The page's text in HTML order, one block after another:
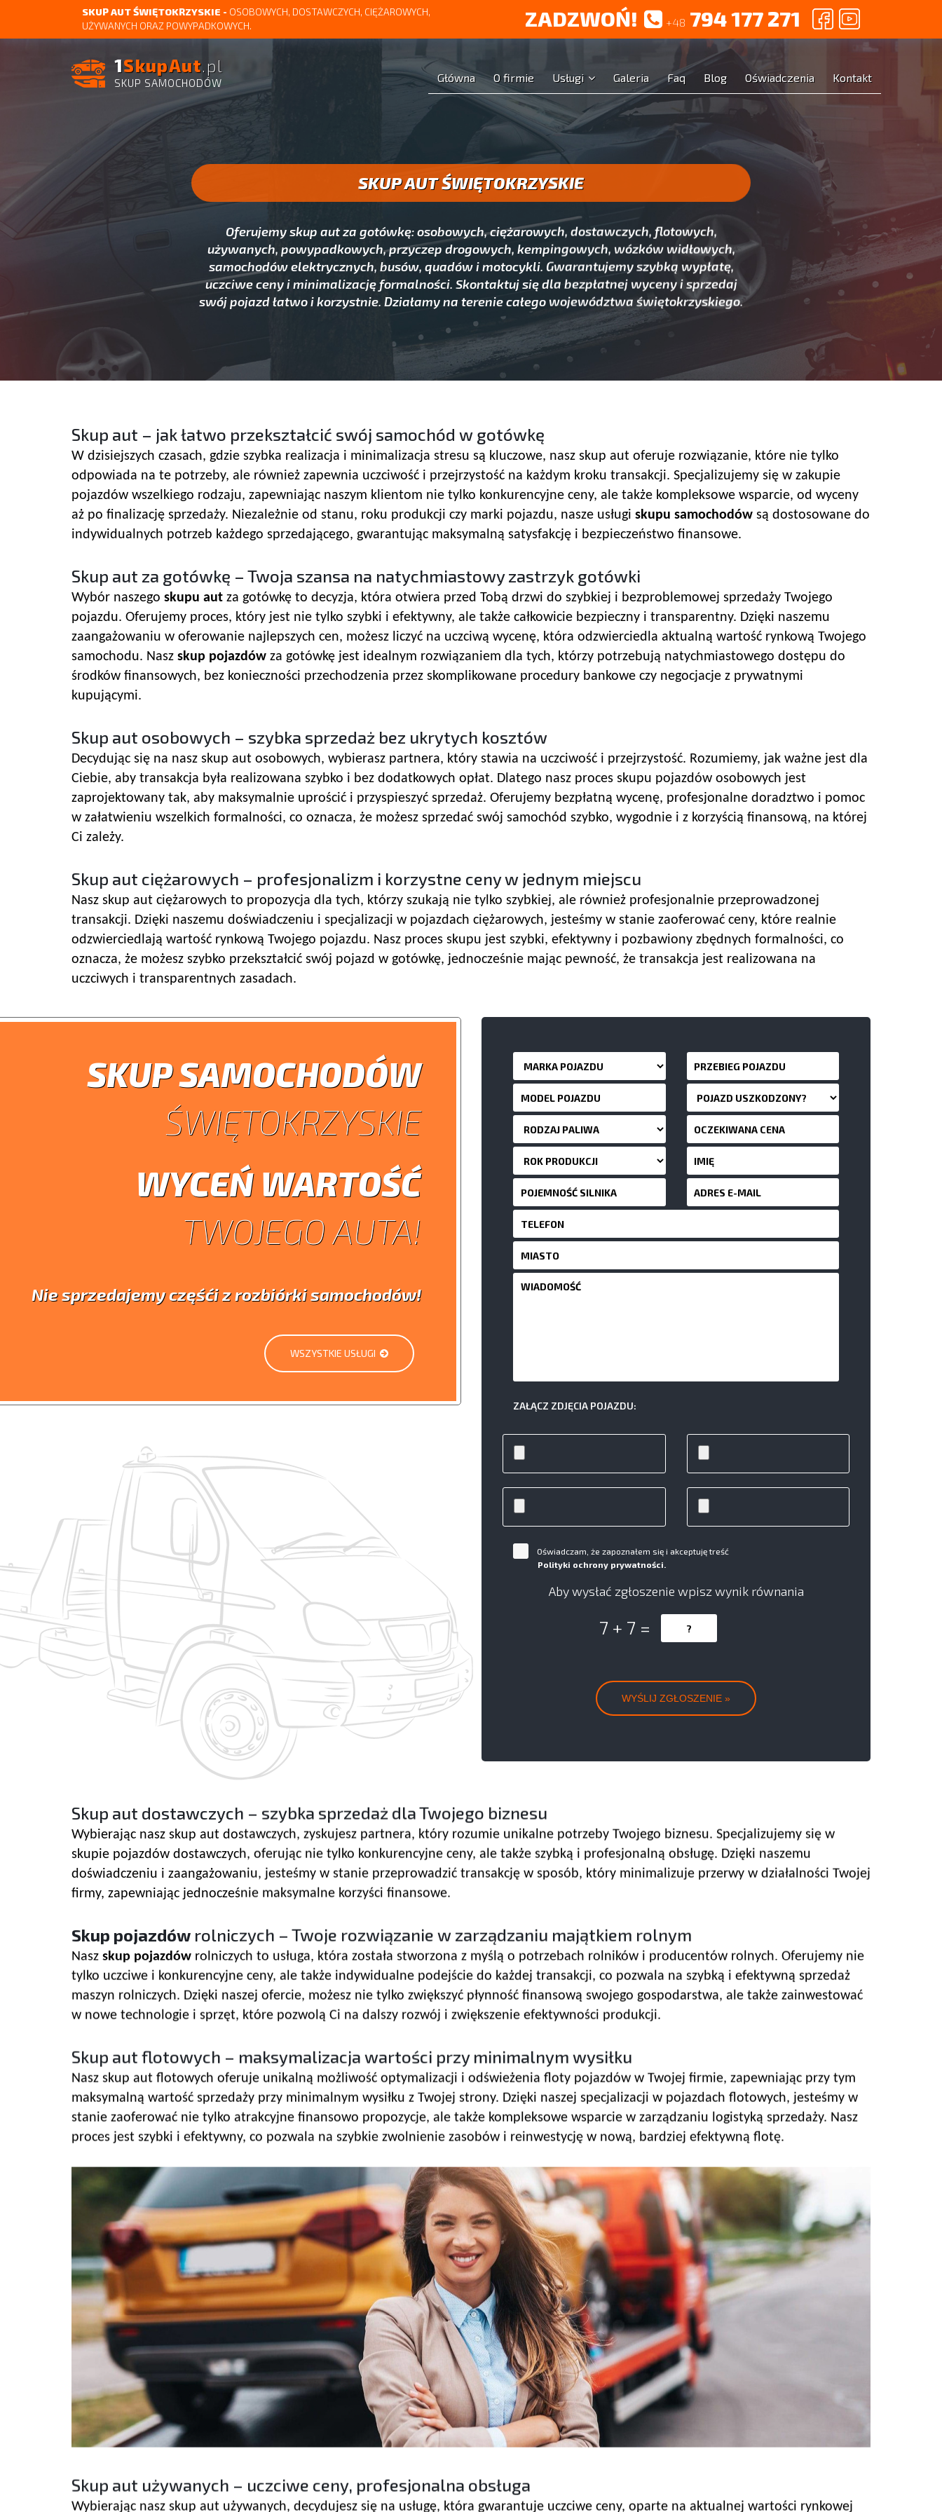
SKUP AUT ŚWIĘTOKRZYSKIE - OSOBOWYCH, DOSTAWCZYCH, CIĘŻAROWYCH,
UŻYWANYCH ORAZ POWYPADKOWYCH.
ZADZWOŃ! +48 794 177 271
1SkupAut.pl
SKUP SAMOCHODÓW Główna O firmie Usługi Galeria Faq Blog Oświadczenia Kontakt
SKUP AUT ŚWIĘTOKRZYSKIE
Oferujemy skup aut za gotówkę: osobowych, ciężarowych, dostawczych, flotowych,
używanych, powypadkowych, przyczep drogowych, kempingowych, wózków widłowych,
samochodów elektrycznych, busów, quadów i motocykli. Gwarantujemy szybką wypłatę,
uczciwe ceny i minimalizację formalności. Skontaktuj się dla bezpłatnej wyceny i sprzedaj
swój pojazd łatwo i korzystnie. Działamy na terenie całego województwa świętokrzyskiego.
Skup aut – jak łatwo przekształcić swój samochód w gotówkę
W dzisiejszych czasach, gdzie szybka realizacja i minimalizacja stresu są kluczowe, nasz skup aut oferuje rozwiązanie, które nie tylko
odpowiada na te potrzeby, ale również zapewnia uczciwość i przejrzystość na każdym kroku transakcji. Specjalizujemy się w zakupie
pojazdów wszelkiego rodzaju, zapewniając naszym klientom nie tylko konkurencyjne ceny, ale także kompleksowe wsparcie, od wyceny
aż po finalizację sprzedaży. Niezależnie od stanu, roku produkcji czy marki pojazdu, nasze usługi skupu samochodów są dostosowane do
indywidualnych potrzeb każdego sprzedającego, gwarantując maksymalną satysfakcję i bezpieczeństwo finansowe.
Skup aut za gotówkę – Twoja szansa na natychmiastowy zastrzyk gotówki
Wybór naszego skupu aut za gotówkę to decyzja, która otwiera przed Tobą drzwi do szybkiej i bezproblemowej sprzedaży Twojego
pojazdu. Oferujemy proces, który jest nie tylko szybki i efektywny, ale także całkowicie bezpieczny i transparentny. Dzięki naszemu
zaangażowaniu w oferowanie najlepszych cen, możesz liczyć na uczciwą wycenę, która odzwierciedla aktualną wartość rynkową Twojego
samochodu. Nasz skup pojazdów za gotówkę jest idealnym rozwiązaniem dla tych, którzy potrzebują natychmiastowego dostępu do
środków finansowych, bez konieczności przechodzenia przez skomplikowane procedury bankowe czy negocjacje z prywatnymi
kupującymi.
Skup aut osobowych – szybka sprzedaż bez ukrytych kosztów
Decydując się na nasz skup aut osobowych, wybierasz partnera, który stawia na uczciwość i przejrzystość. Rozumiemy, jak ważne jest dla
Ciebie, aby transakcja była realizowana szybko i bez dodatkowych opłat. Dlatego nasz proces skupu pojazdów osobowych jest
zaprojektowany tak, aby maksymalnie uprościć i przyspieszyć sprzedaż. Oferujemy bezpłatną wycenę, profesjonalne doradztwo i pomoc
w załatwieniu wszelkich formalności, co oznacza, że możesz sprzedać swój samochód szybko, wygodnie i z korzyścią finansową, na której
Ci zależy.
Skup aut ciężarowych – profesjonalizm i korzystne ceny w jednym miejscu
Nasz skup aut ciężarowych to propozycja dla tych, którzy szukają nie tylko szybkiej, ale również profesjonalnie przeprowadzonej
transakcji. Dzięki naszemu doświadczeniu i specjalizacji w pojazdach ciężarowych, jesteśmy w stanie zaoferować ceny, które realnie
odzwierciedlają wartość rynkową Twojego pojazdu. Nasz proces skupu jest szybki, efektywny i pozbawiony zbędnych formalności, co
oznacza, że możesz szybko przekształcić swój pojazd w gotówkę, jednocześnie mając pewność, że transakcja jest realizowana na
uczciwych i transparentnych zasadach.
SKUP SAMOCHODÓW
ŚWIĘTOKRZYSKIE
WYCEŃ WARTOŚĆ
TWOJEGO AUTA!
Nie sprzedajemy częśći z rozbiórki samochodów!
WSZYSTKIE USŁUGI
ZAŁĄCZ ZDJĘCIA POJAZDU:
Oświadczam, że zapoznałem się i akceptuję treść
Polityki ochrony prywatności.
Aby wysłać zgłoszenie wpisz wynik równania
7 + 7 =
Skup aut dostawczych – szybka sprzedaż dla Twojego biznesu
Wybierając nasz skup aut dostawczych, zyskujesz partnera, który rozumie unikalne potrzeby Twojego biznesu. Specjalizujemy się w
skupie pojazdów dostawczych, oferując nie tylko konkurencyjne ceny, ale także szybką i profesjonalną obsługę. Dzięki naszemu
doświadczeniu i zaangażowaniu, jesteśmy w stanie przeprowadzić transakcję w sposób, który minimalizuje przerwy w działalności Twojej
firmy, zapewniając jednocześnie maksymalne korzyści finansowe.
Skup pojazdów rolniczych – Twoje rozwiązanie w zarządzaniu majątkiem rolnym
Nasz skup pojazdów rolniczych to usługa, która została stworzona z myślą o potrzebach rolników i producentów rolnych. Oferujemy nie
tylko uczciwe i konkurencyjne ceny, ale także indywidualne podejście do każdej transakcji, co pozwala na szybką i efektywną sprzedaż
maszyn rolniczych. Dzięki naszej ofercie, możesz nie tylko zwiększyć płynność finansową swojego gospodarstwa, ale także zainwestować
w nowe technologie i sprzęt, które pozwolą Ci na dalszy rozwój i zwiększenie efektywności produkcji.
Skup aut flotowych – maksymalizacja wartości przy minimalnym wysiłku
Nasz skup aut flotowych oferuje unikalną możliwość optymalizacji i odświeżenia floty pojazdów w Twojej firmie, zapewniając przy tym
maksymalną wartość sprzedaży przy minimalnym wysiłku z Twojej strony. Dzięki naszej specjalizacji w pojazdach flotowych, jesteśmy w
stanie zaoferować nie tylko atrakcyjne finansowo propozycje, ale także kompleksowe wsparcie w zarządzaniu logistyką sprzedaży. Nasz
proces jest szybki i efektywny, co pozwala na szybkie zwolnienie zasobów i reinwestycję w nową, bardziej efektywną flotę.
Skup aut używanych – uczciwe ceny, profesjonalna obsługa
Wybierając nasz skup aut używanych, decydujesz się na usługę, która gwarantuje uczciwe ceny, oparte na aktualnej wartości rynkowej